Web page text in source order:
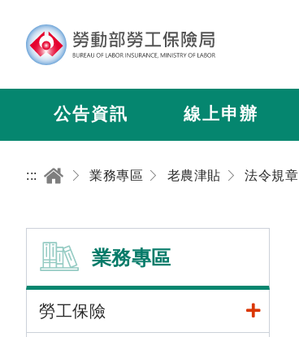
公告資訊 線上申辦
::: 業務專區 老農津貼 法令規章
業務專區
勞工保險